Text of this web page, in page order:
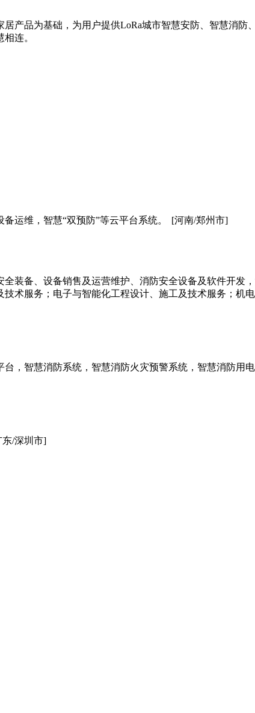
产品为基础，为用户提供LoRa城市智慧安防、智慧消防
连。
运维，智慧“双预防”等云平台系统。
[河南/郑州市]
装备、设备销售及运营维护、消防安全设备及软件开发
术服务；电子与智能化工程设计、施工及技术服务；机
，智慧消防系统，智慧消防火灾预警系统，智慧消防用
东/深圳市]